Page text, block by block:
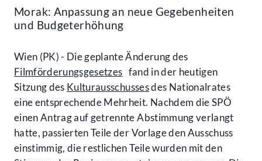
Morak: Anpassung an neue Gegebenheiten
und Budgeterhöhung
Wien (PK) - Die geplante Änderung des
Filmförderungsgesetzes fand in der heutigen
Sitzung des Kulturausschussesdes Nationalrates
eine entsprechende Mehrheit. Nachdem die SPÖ
einen Antrag auf getrennte Abstimmung verlangt
hatte, passierten Teile der Vorlage den Ausschuss
einstimmig, die restlichen Teile wurden mit den